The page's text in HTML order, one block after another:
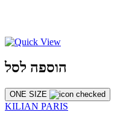
הוספה לסל
ONE SIZE
KILIAN PARIS